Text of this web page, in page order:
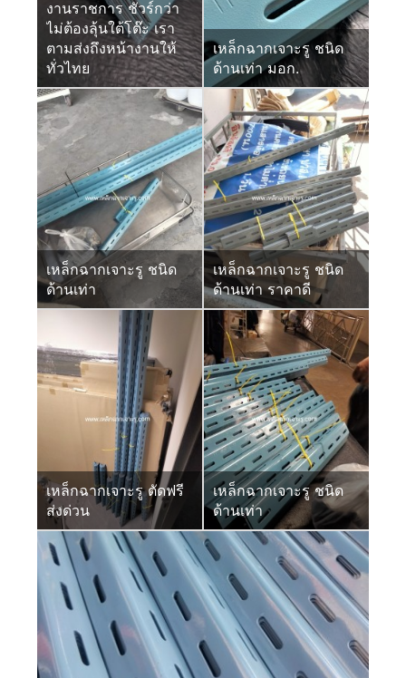
งานราชการ ชัวร์กว่า
ไม่ต้องลุ้นใต้โต๊ะ เรา
ตามส่งถึงหน้างานให้
ทั่วไทย
เหล็กฉากเจาะรู ชนิด
ด้านเท่า มอก.
เหล็กฉากเจาะรู ชนิด
ด้านเท่า
เหล็กฉากเจาะรู ชนิด
ด้านเท่า ราคาดี
เหล็กฉากเจาะรู ตัดฟรี
ส่งด่วน
เหล็กฉากเจาะรู ชนิด
ด้านเท่า